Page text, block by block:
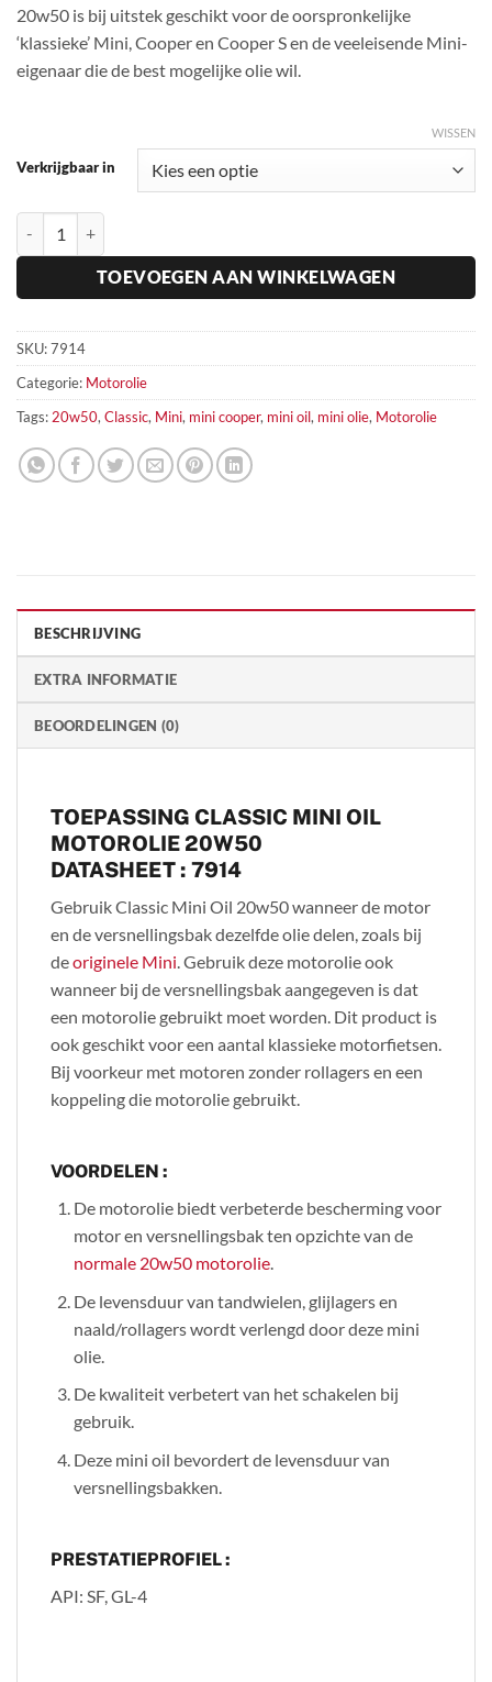
20w50 is bij uitstek geschikt voor de oorspronkelijke
‘klassieke’ Mini, Cooper en Cooper S en de veeleisende Mini-
eigenaar die de best mogelijke olie wil.
Verkrijgbaar in
WISSEN
TOEVOEGEN AAN WINKELWAGEN
SKU:7914
Categorie: Motorolie
Tags: 20w50, Classic, Mini, mini cooper, mini oil, mini olie, Motorolie
BESCHRIJVING
EXTRA INFORMATIE
BEOORDELINGEN (0)
TOEPASSING CLASSIC MINI OIL
MOTOROLIE 20W50
DATASHEET : 7914
Gebruik Classic Mini Oil 20w50 wanneer de motor
en de versnellingsbak dezelfde olie delen, zoals bij
deoriginele Mini. Gebruik deze motorolie ook
wanneer bij de versnellingsbak aangegeven is dat
een motorolie gebruikt moet worden. Dit product is
ook geschikt voor een aantal klassieke motorfietsen.
Bij voorkeur met motoren zonder rollagers en een
koppeling die motorolie gebruikt.
VOORDELEN :
De motorolie biedt verbeterde bescherming voor
motor en versnellingsbak ten opzichte van de
normale 20w50 motorolie.
De levensduur van tandwielen, glijlagers en
naald/rollagers wordt verlengd door deze mini
olie.
De kwaliteit verbetert van het schakelen bij
gebruik.
Deze mini oil bevordert de levensduur van
versnellingsbakken.
PRESTATIEPROFIEL :
API: SF, GL-4